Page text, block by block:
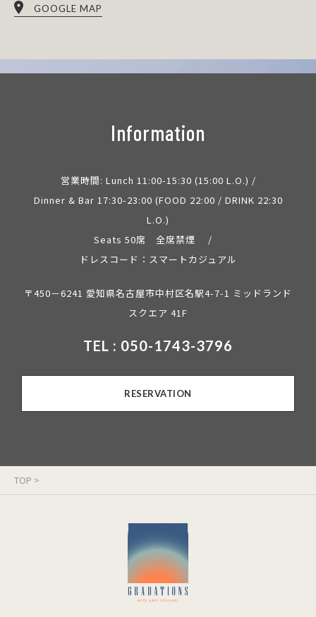
GOOGLE MAP
Information
営業時間: Lunch 11:00-15:30 (15:00 L.O.) /
Dinner & Bar 17:30-23:00 (FOOD 22:00 / DRINK 22:30
L.O.)
Seats 50席 全席禁煙 /
ドレスコード：スマートカジュアル
〒450－6241 愛知県名古屋市中村区名駅4-7-1 ミッドランド
スクエア 41F
TEL : 050-1743-3796
RESERVATION
TOP >